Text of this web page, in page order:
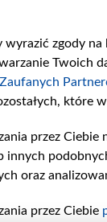
zgody
Twoich
Zaufanych
które
przez Ciebie
oraz
przez Ciebie